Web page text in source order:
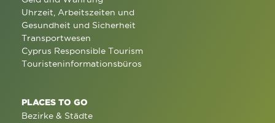
Uhrzeit, Arbeitszeiten und
Gesundheit und Sicherheit
Transportwesen
Cyprus Responsible Tourism
Touristeninformationsbüros
PLACES TO GO
Bezirke & Städte